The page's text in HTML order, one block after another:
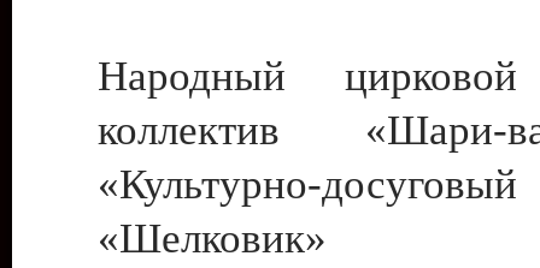
Народный цирковой
коллектив
«Культурно-
«Шелковик»